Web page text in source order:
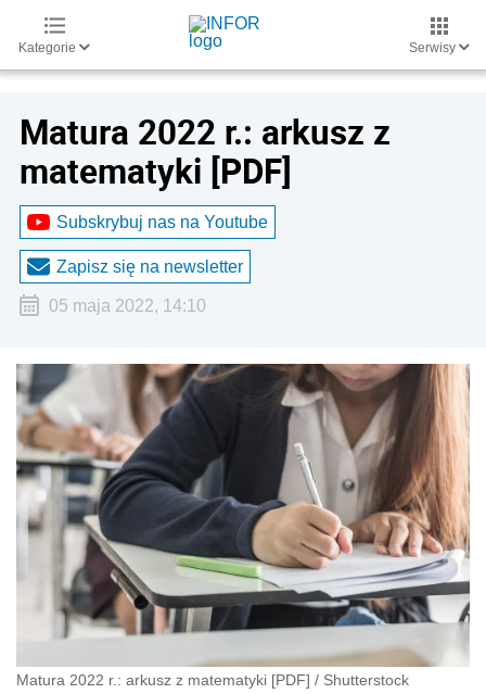
Kategorie Serwisy
Matura 2022 r.: arkusz z
matematyki [PDF]
Subskrybuj nas na Youtube
Zapisz się na newsletter
05 maja 2022, 14:10
Matura 2022 r.: arkusz z matematyki [PDF] / Shutterstock